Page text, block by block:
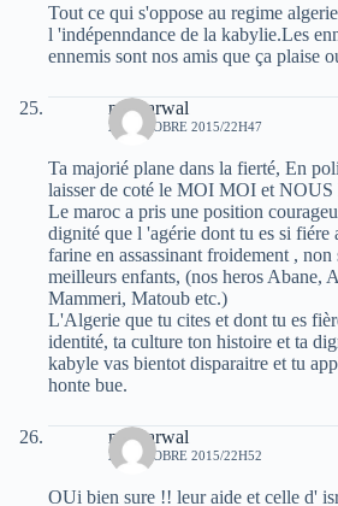
Tout ce qui s'oppose au regime
l 'indépenndance de la kabylie.Les
ennemis sont nos amis que ça plaise
moh arwal
29 OCTOBRE 2015/22H47
Ta majorié plane dans la fierté, En
laisser de coté le MOI MOI et
Le maroc a pris une position
dignité que l 'agérie dont tu es si fiére
farine en assassinant froidement , non
meilleurs enfants, (nos heros Abane,
Mammeri, Matoub etc.)
L'Algerie que tu cites et dont tu es
identité, ta culture ton histoire et ta
kabyle vas bientot disparaitre et tu
honte bue.
moh arwal
29 OCTOBRE 2015/22H52
OUi bien sure !! leur aide et celle d'